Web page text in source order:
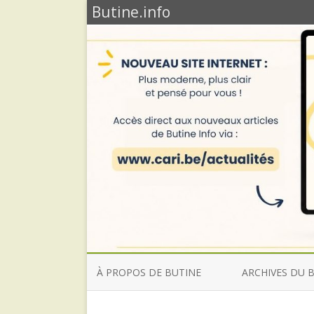
Butine.info
À PROPOS DE BUTINE ARCHIVES DU